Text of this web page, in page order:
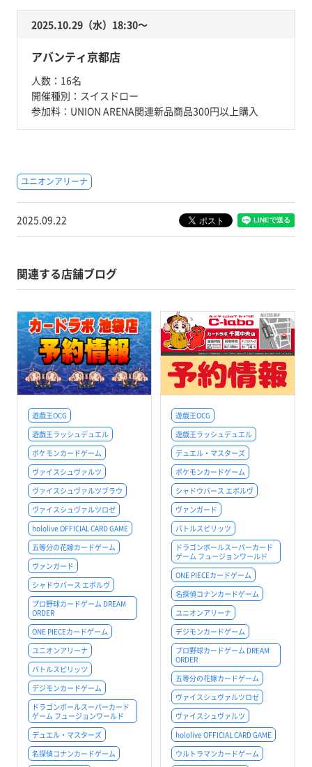
2025.10.29（水）18:30〜
アバンティ京都店
人数： 16名
開催種別： スイスドロー
参加料： UNION ARENA関連新品商品300円以上購入
ユニオンアリーナ
2025.09.22
関連する店舗ブログ
遊戯王OCG
遊戯王ラッシュデュエル
ポケモンカードゲーム
ヴァイスシュヴァルツ
ヴァイスシュヴァルツブラウ
ヴァイスシュヴァルツロゼ
hololive OFFICIAL CARD GAME
五等分の花嫁カードゲーム
ヴァンガード
シャドウバース エボルヴ
プロ野球カードゲーム DREAM
ORDER
ONE PIECEカードゲーム
ユニオンアリーナ
バトルスピリッツ
デジモンカードゲーム
ドラゴンボールスーパーカード
ゲーム フュージョンワールド
デュエル・マスターズ
名探偵コナンカードゲーム
遊戯王OCG
遊戯王ラッシュデュエル
デュエル・マスターズ
ポケモンカードゲーム
シャドウバース エボルヴ
ヴァンガード
バトルスピリッツ
ドラゴンボールスーパーカード
ゲーム フュージョンワールド
ONE PIECEカードゲーム
名探偵コナンカードゲーム
ユニオンアリーナ
デジモンカードゲーム
プロ野球カードゲーム DREAM
ORDER
五等分の花嫁カードゲーム
ヴァイスシュヴァルツロゼ
ヴァイスシュヴァルツ
hololive OFFICIAL CARD GAME
ウルトラマンカードゲーム